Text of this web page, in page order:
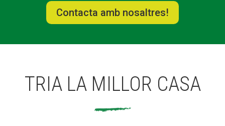
Contacta amb nosaltres!
TRIA LA MILLOR CASA